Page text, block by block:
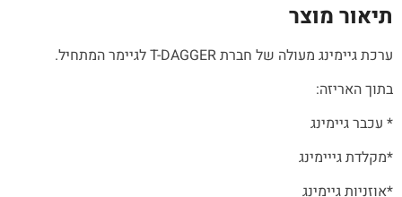
תיאור מוצר
ערכת גיימינג מעולה של חברת T-DAGGER לגיימר המתחיל.
בתוך האריזה:
* עכבר גיימינג
*מקלדת גייימינג
*אוזניות גיימינג